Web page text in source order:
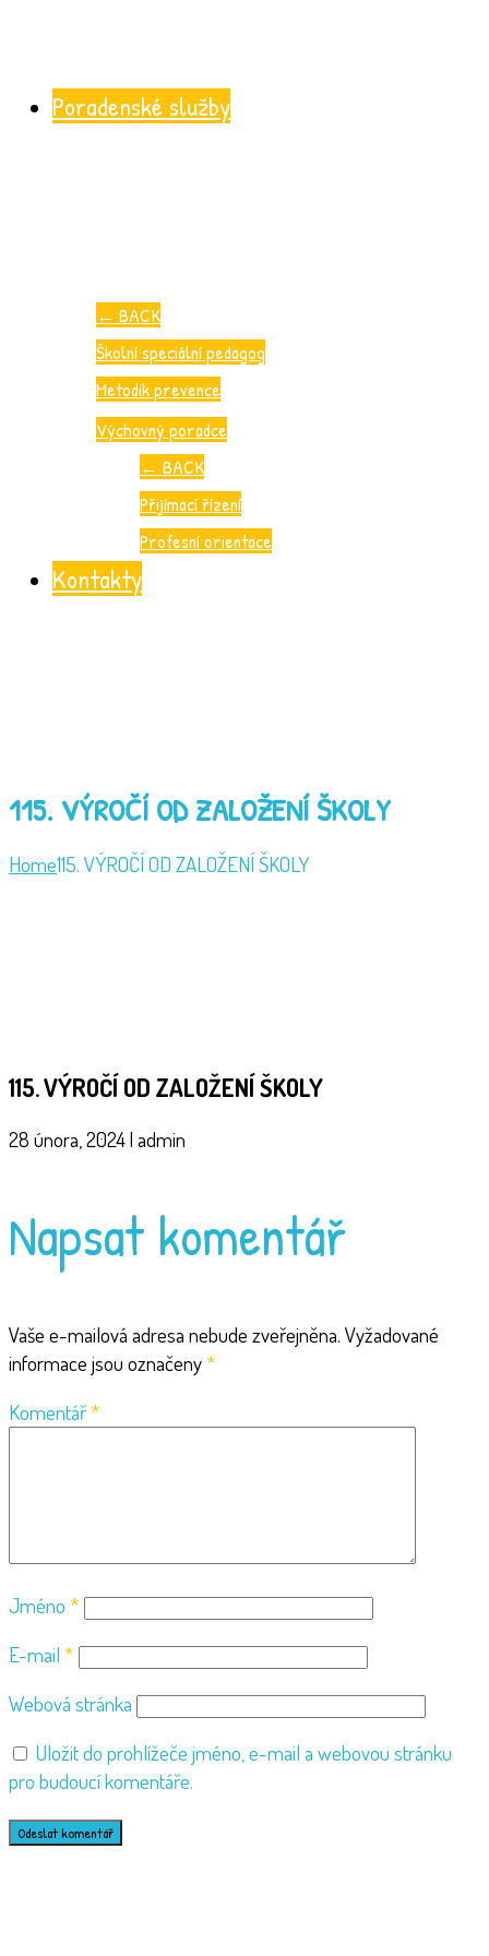
Poradenské služby
← BACK
Školní speciální pedagog
Metodik prevence
Výchovný poradce
← BACK
Přijímací řízení
Profesní orientace
Kontakty
115. VÝROČÍ OD ZALOŽENÍ ŠKOLY
Home115. VÝROČÍ OD ZALOŽENÍ ŠKOLY
115. VÝROČÍ OD ZALOŽENÍ ŠKOLY
28 února, 2024| admin
Napsat komentář
Vaše e-mailová adresa nebude zveřejněna. Vyžadované
informace jsou označeny*
Komentář*
Jméno *
E-mail *
Webová stránka
Uložit do prohlížeče jméno, e-mail a webovou stránku
pro budoucí komentáře.